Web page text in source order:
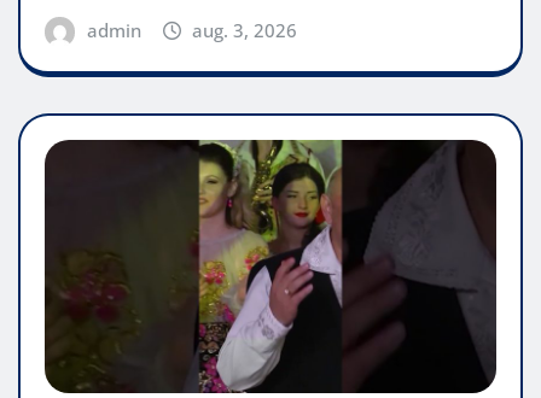
admin aug. 3, 2026